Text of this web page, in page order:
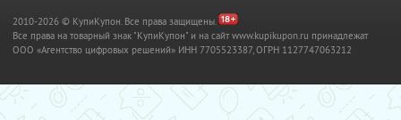
2010-2026 © КупиКупон. Все права защищены.
Все права на товарный знак "КупиКупон" и на сайт www.kupikupon.ru принадлежат
OOO «Агентство цифровых решений» ИНН 7705523387, ОГРН 1127747063212